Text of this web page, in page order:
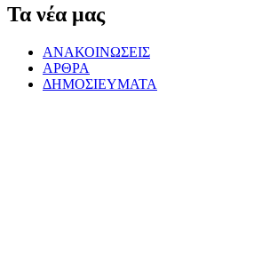
Τα νέα μας
ΑΝΑΚΟΙΝΩΣΕΙΣ
ΑΡΘΡΑ
ΔΗΜΟΣΙΕΥΜΑΤΑ